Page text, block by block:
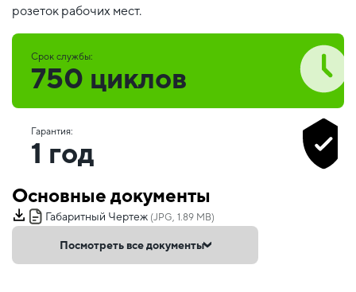
розеток рабочих мест.
Срок службы:
750 циклов
Гарантия:
1 год
Основные документы
Габаритный Чертеж (JPG, 1.89 MB)
Посмотреть все документы